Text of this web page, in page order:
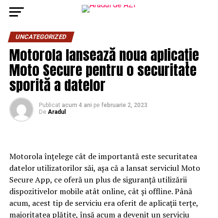
UNCATEGORIZED
Motorola lansează noua aplicație
Moto Secure pentru o securitate
sporită a datelor
Publicat acum 4 ani pe februarie 2, 2023
De Aradul
Motorola înțelege cât de importantă este securitatea
datelor utilizatorilor săi, așa că a lansat serviciul Moto
Secure App, ce oferă un plus de siguranță utilizării
dispozitivelor mobile atât online, cât și offline. Până
acum, acest tip de serviciu era oferit de aplicații terțe,
majoritatea plătite, însă acum a devenit un serviciu